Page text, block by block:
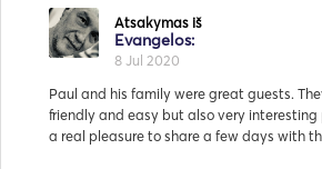
4 Aug 2020
Mathieu and his family were very
crew had only good words to say for